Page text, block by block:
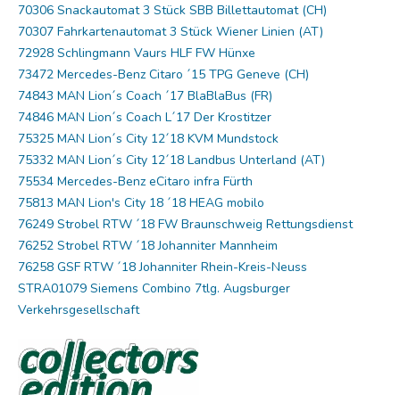
70306 Snackautomat 3 Stück SBB Billettautomat (CH)
70307 Fahrkartenautomat 3 Stück Wiener Linien (AT)
72928 Schlingmann Vaurs HLF FW Hünxe
73472 Mercedes-Benz Citaro ´15 TPG Geneve (CH)
74843 MAN Lion´s Coach ´17 BlaBlaBus (FR)
74846 MAN Lion´s Coach L´17 Der Krostitzer
75325 MAN Lion´s City 12´18 KVM Mundstock
75332 MAN Lion´s City 12´18 Landbus Unterland (AT)
75534 Mercedes-Benz eCitaro infra Fürth
75813 MAN Lion's City 18 ´18 HEAG mobilo
76249 Strobel RTW ´18 FW Braunschweig Rettungsdienst
76252 Strobel RTW ´18 Johanniter Mannheim
76258 GSF RTW ´18 Johanniter Rhein-Kreis-Neuss
STRA01079 Siemens Combino 7tlg. Augsburger
Verkehrsgesellschaft